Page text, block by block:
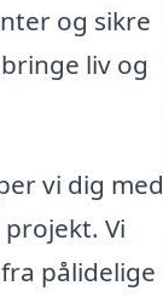
og sikre
liv og
vi dig med
Vi
pålidelige